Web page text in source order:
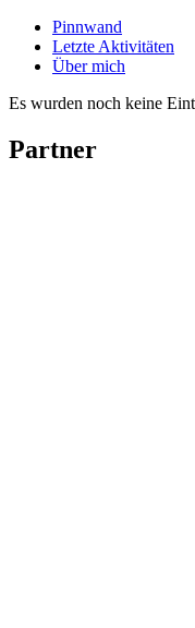
Pinnwand
Letzte Aktivitäten
Über mich
Es wurden noch keine
Partner